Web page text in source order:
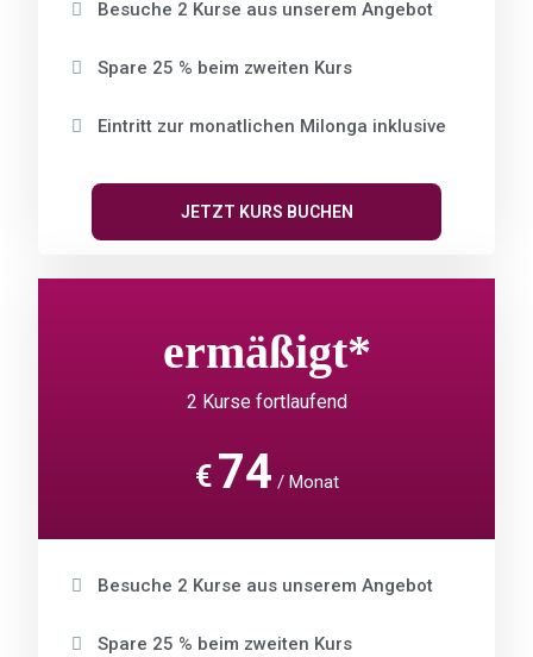
Besuche 2 Kurse aus unserem Angebot
Spare 25 % beim zweiten Kurs
Eintritt zur monatlichen Milonga inklusive
JETZT KURS BUCHEN
ermäßigt*
2 Kurse fortlaufend
€ 74 Monat
Besuche 2 Kurse aus unserem Angebot
Spare 25 % beim zweiten Kurs